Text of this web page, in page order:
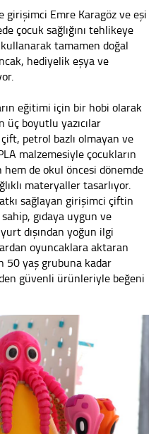
girişimci Emre Karagöz ve eşi
çocuk sağlığını tehlikeye
tamamen doğal
hediyelik eşya ve
eğitimi için bir hobi olarak
üç boyutlu yazıcılar
petrol bazlı olmayan ve
malzemesiyle çocukların
de okul öncesi dönemde
materyaller tasarlıyor.
sağlayan girişimci çiftin
gıdaya uygun ve
dışından yoğun ilgi
oyuncaklara aktaran
50 yaş grubuna kadar
güvenli ürünleriyle beğeni